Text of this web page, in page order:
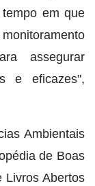
em que
assegurar
e eficazes",
Ambientais
de Boas
Livros Abertos